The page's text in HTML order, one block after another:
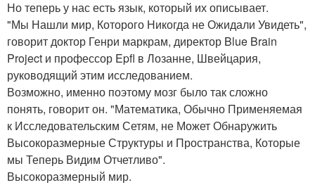
Но теперь у нас есть язык, который их описывает.
"Мы Нашли мир, Которого Никогда не Ожидали Увидеть",
говорит доктор Генри маркрам, директор Blue Brain
Project и профессор Epfl в Лозанне, Швейцария,
руководящий этим исследованием.
Возможно, именно поэтому мозг было так сложно
понять, говорит он. "Математика, Обычно Применяемая
к Исследовательским Сетям, не Может Обнаружить
Высокоразмерные Структуры и Пространства, Которые
мы Теперь Видим Отчетливо".
Высокоразмерный мир.